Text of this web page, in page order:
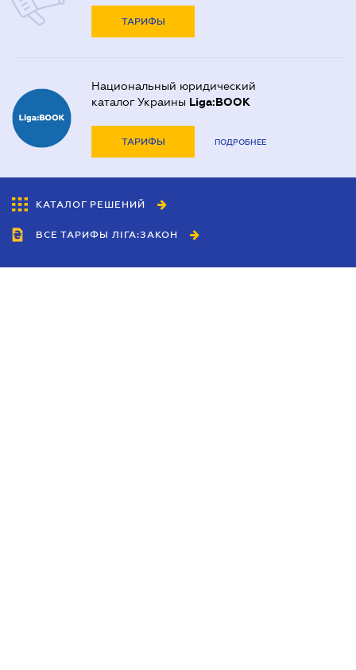
ТАРИФЫ
Национальный юридический
каталог Украины Liga:BOOK
ТАРИФЫ ПОДРОБНЕЕ
КАТАЛОГ РЕШЕНИЙ
ВСЕ ТАРИФЫ ЛІГА:ЗАКОН